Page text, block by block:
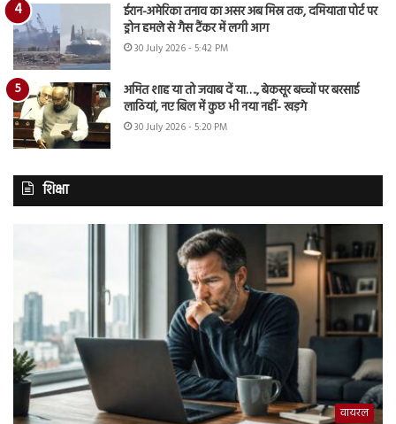
ईरान-अमेरिका तनाव का असर अब मिस्र तक, दमियाता पोर्ट पर
ड्रोन हमले से गैस टैंकर में लगी आग
30 July 2026 - 5:42 PM
अमित शाह या तो जवाब दें या…., बेकसूर बच्चों पर बरसाई
लाठियां, नए बिल में कुछ भी नया नहीं- खड़गे
30 July 2026 - 5:20 PM
शिक्षा
वायरल